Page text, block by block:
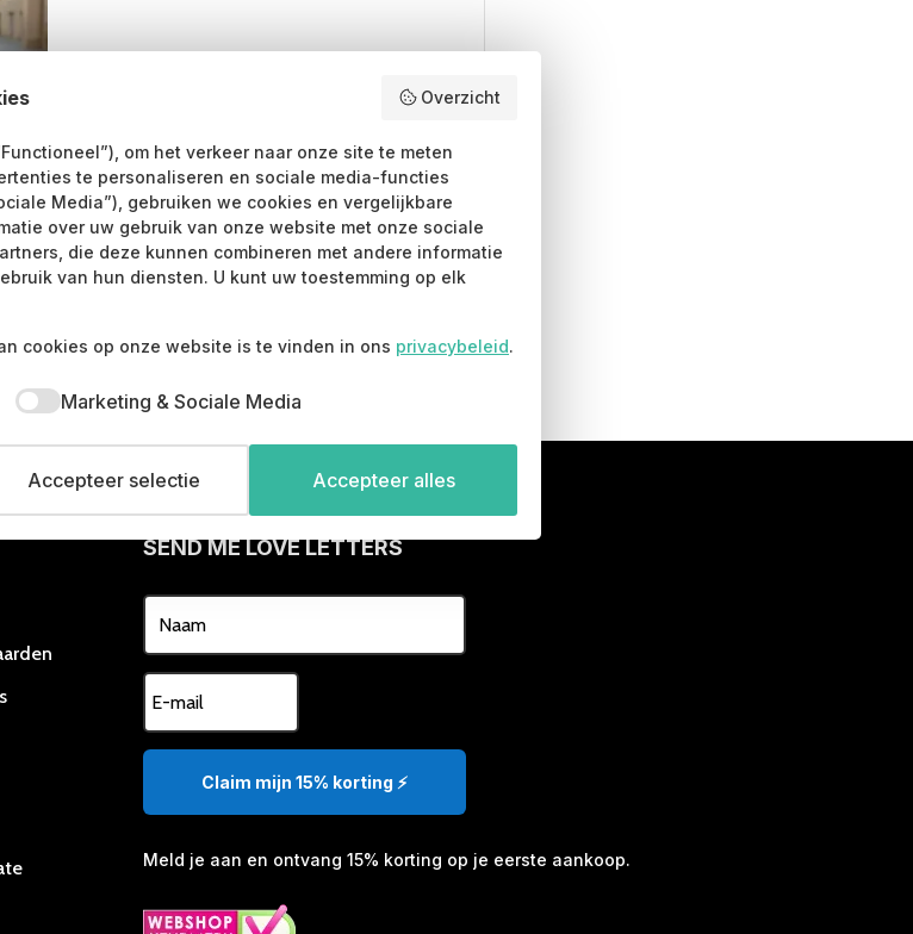
Jas
–
heeft
variaties.
kan
gekozen
worden
SEND ME LOVE LETTERS
Claim mijn 15% korting ⚡️
Meld je aan en ontvang 15% korting op je eerste aankoop.
Overzicht
om het verkeer naar onze site te meten
te personaliseren en sociale media-functies
Media”), gebruiken we cookies en vergelijkbare
over uw gebruik van onze website met onze sociale
die deze kunnen combineren met andere informatie
van hun diensten. U kunt uw toestemming op elk
cookies op onze website is te vinden in ons privacybeleid.
Marketing & Sociale Media
Accepteer selectie Accepteer alles